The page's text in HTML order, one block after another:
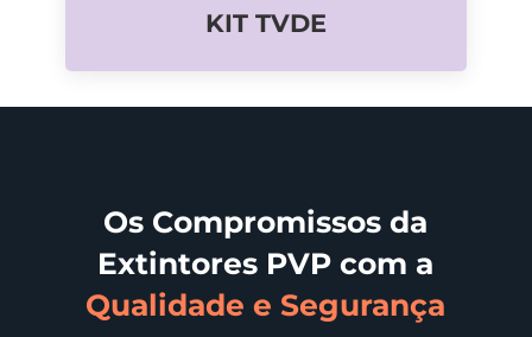
KIT TVDE
Os Compromissos da
Extintores PVP com a
Qualidade e Segurança